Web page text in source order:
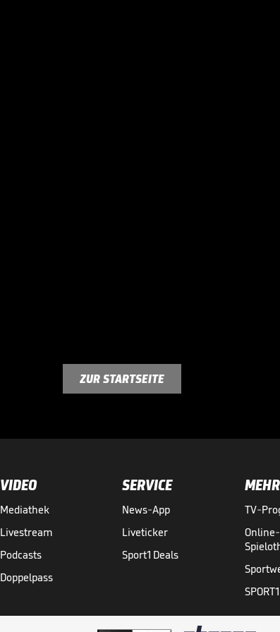
ZUR STARTSEITE
VIDEO
Mediathek
Livestream
Podcasts
Doppelpass
SERVICE
News-App
Liveticker
Sport1 Deals
MEHR
TV-